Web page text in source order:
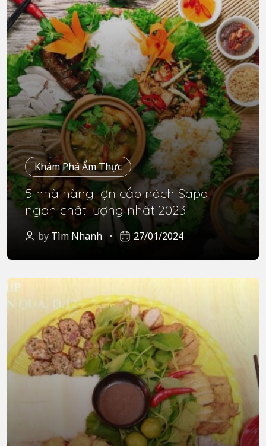
Khám Phá Ẩm Thực
5 nhà hàng lợn cắp nách Sapa
ngon chất lượng nhất 2023
by Tìm Nhanh 27/01/2024